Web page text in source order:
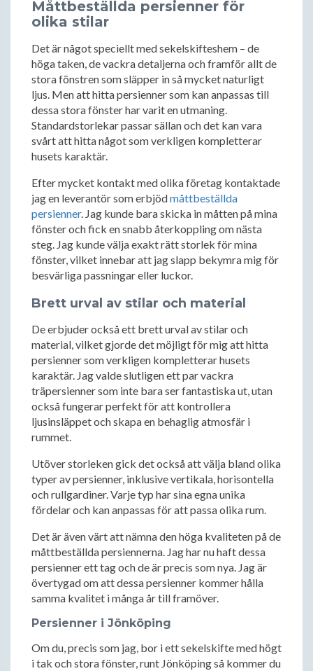
Måttbeställda persienner för
olika stilar
Det är något speciellt med sekelskifteshem – de
höga taken, de vackra detaljerna och framför allt de
stora fönstren som släpper in så mycket naturligt
ljus. Men att hitta persienner som kan anpassas till
dessa stora fönster har varit en utmaning.
Standardstorlekar passar sällan och det kan vara
svårt att hitta något som verkligen kompletterar
husets karaktär.
Efter mycket kontakt med olika företag kontaktade
jag en leverantör som erbjödmåttbeställda
persienner. Jag kunde bara skicka in måtten på mina
fönster och fick en snabb återkoppling om nästa
steg. Jag kunde välja exakt rätt storlek för mina
fönster, vilket innebar att jag slapp bekymra mig för
besvärliga passningar eller luckor.
Brett urval av stilar och material
De erbjuder också ett brett urval av stilar och
material, vilket gjorde det möjligt för mig att hitta
persienner som verkligen kompletterar husets
karaktär. Jag valde slutligen ett par vackra
träpersienner som inte bara ser fantastiska ut, utan
också fungerar perfekt för att kontrollera
ljusinsläppet och skapa en behaglig atmosfär i
rummet.
Utöver storleken gick det också att välja bland olika
typer av persienner, inklusive vertikala, horisontella
och rullgardiner. Varje typ har sina egna unika
fördelar och kan anpassas för att passa olika rum.
Det är även värt att nämna den höga kvaliteten på de
måttbeställda persiennerna. Jag har nu haft dessa
persienner ett tag och de är precis som nya. Jag är
övertygad om att dessa persienner kommer hålla
samma kvalitet i många år till framöver.
Persienner i Jönköping
Om du, precis som jag, bor i ett sekelskifte med högt
i tak och stora fönster, runt Jönköping så kommer du